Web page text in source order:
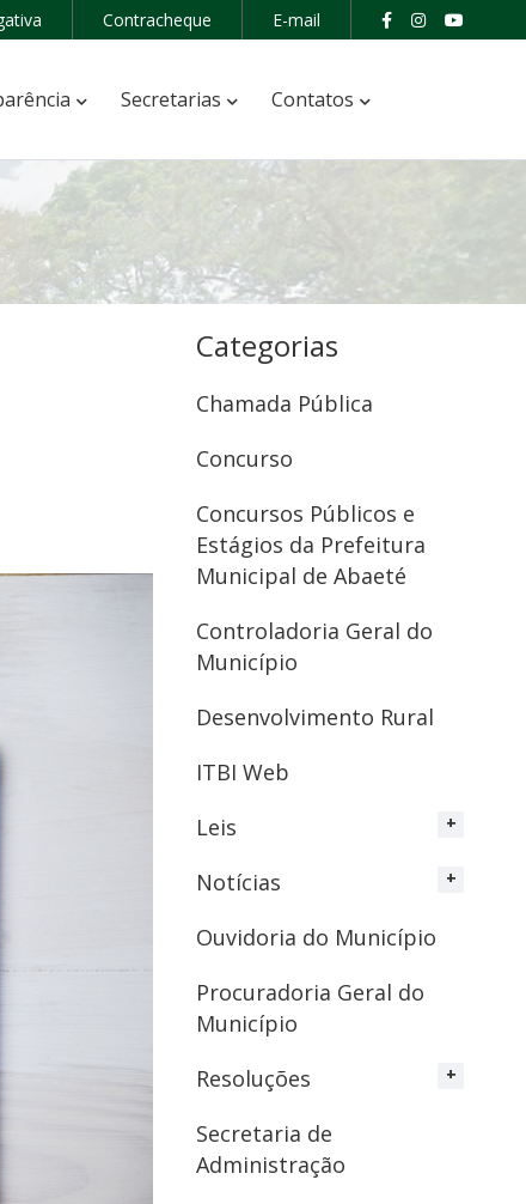
Contracheque E-mail
Secretarias Contatos
Categorias
Chamada Pública
Concurso
Concursos Públicos e
Estágios da Prefeitura
Municipal de Abaeté
Controladoria Geral do
Município
Desenvolvimento Rural
ITBI Web
Leis
Notícias
Ouvidoria do Município
Procuradoria Geral do
Município
Resoluções
Secretaria de
Administração